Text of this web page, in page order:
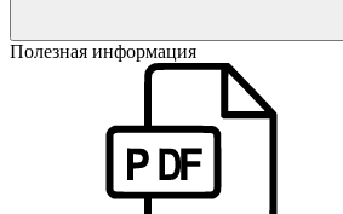
Полезная информация